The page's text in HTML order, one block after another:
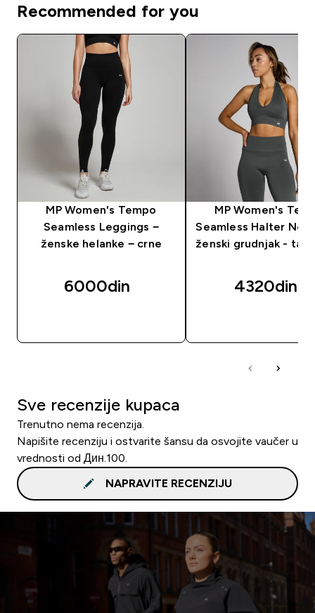
Recommended for you
MP Women's Tempo
Seamless Leggings −
ženske helanke − crne
6000din‎
MP Women's
Seamless Halter
ženski grudnjak -
4320din‎
Sve recenzije kupaca
Trenutno nema recenzija.
Napišite recenziju i ostvarite šansu da osvojite vaučer u
vrednosti od Дин.100.
NAPRAVITE RECENZIJU